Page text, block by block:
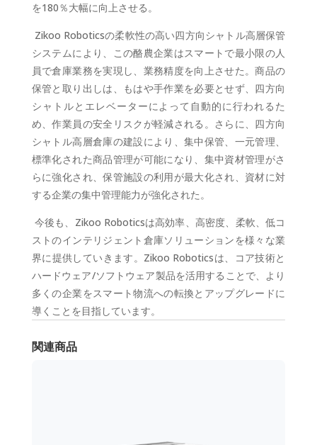
を180％大幅に向上させる。
Zikoo Roboticsの柔軟性の高い四方向シャトル高層保管
システムにより、この酪農企業はスマートで最小限の人
員で倉庫業務を実現し、業務精度を向上させた。商品の
保管と取り出しは、もはや手作業を必要とせず、四方向
シャトルとエレベーターによって自動的に行われるた
め、作業員の安全リスクが軽減される。さらに、四方向
シャトル高層倉庫の建設により、集中保管、一元管理、
標準化された商品管理が可能になり、集中資材管理がさ
らに強化され、保管施設の利用が最大化され、資材に対
する企業の集中管理能力が強化された。
今後も、Zikoo Roboticsは高効率、高密度、柔軟、低コ
ストのインテリジェント倉庫ソリューションを様々な業
界に提供していきます。Zikoo Roboticsは、コア技術と
ハードウェア/ソフトウェア製品を活用することで、より
多くの企業をスマート物流への転換とアップグレードに
導くことを目指しています。
関連商品